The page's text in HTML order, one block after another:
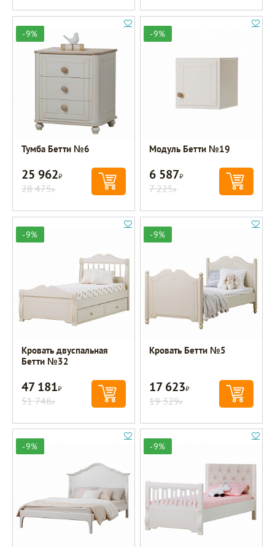
-9%
Тумба Бетти №6
25 962Р
28 475Р
-9%
Модуль Бетти №19
6 587Р
7 225Р
-9%
Кровать двуспальная
Бетти №32
47 181Р
51 748Р
-9%
Кровать Бетти №5
17 623Р
19 329Р
-9% -9%